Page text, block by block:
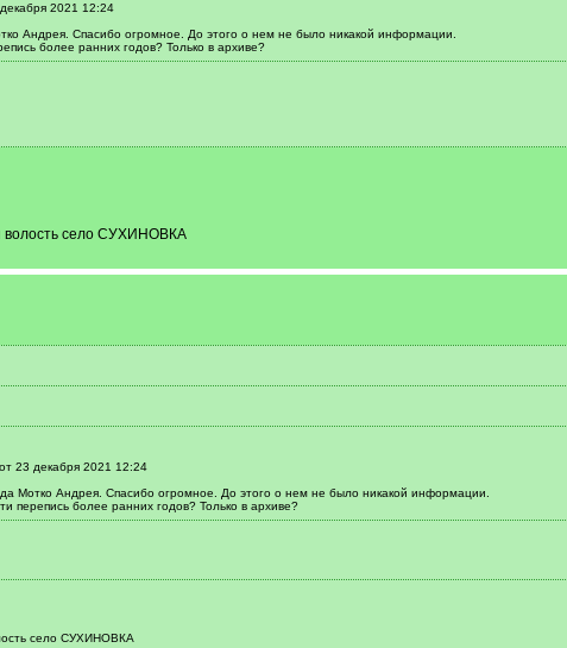
2021 12:24
Андрея. Спасибо огромное. До этого о нем не было никакой информации.
более ранних годов? Только в архиве?
волость село СУХИНОВКА
23 декабря 2021 12:24
Мотко Андрея. Спасибо огромное. До этого о нем не было никакой информации.
перепись более ранних годов? Только в архиве?
село СУХИНОВКА